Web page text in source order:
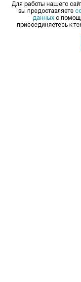
+7
+7
Для работы нашего
вы предоставляете
данных с
присоединяетесь к